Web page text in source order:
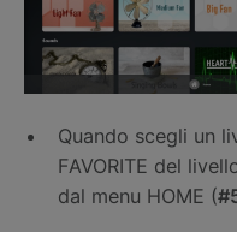
Quando scegli un
FAVORITE del
dal menu HOME (